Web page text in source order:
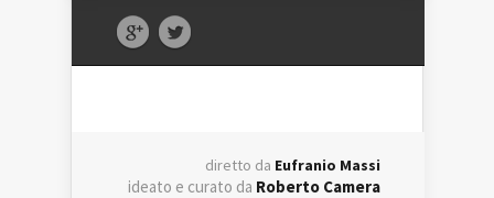
diretto da Eufranio Massi
ideato e curato da Roberto Camera